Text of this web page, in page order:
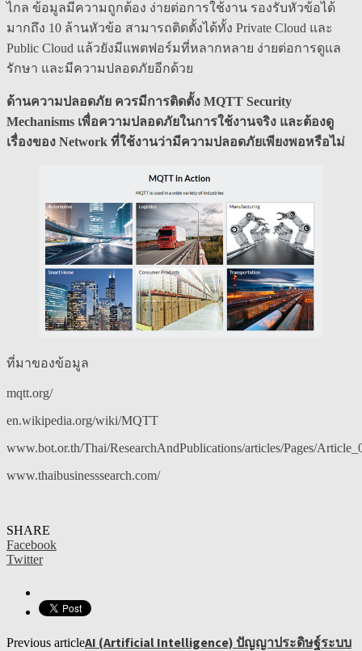
ไกล ข้อมูลมีความถูกต้อง ง่ายต่อการใช้งาน รองรับหัวข้อได้
มากถึง 10 ล้านหัวข้อ สามารถติดตั้งได้ทั้ง Private Cloud และ
Public Cloud แล้วยังมีแพตฟอร์มที่หลากหลาย ง่ายต่อการดูแล
รักษา และมีความปลอดภัยอีกด้วย
ด้านความปลอดภัย ควรมีการติดตั้ง MQTT Security
Mechanisms เพื่อความปลอดภัยในการใช้งานจริง และต้องดู
เรื่องของ Network ที่ใช้งานว่ามีความปลอดภัยเพียงพอหรือไม่
ที่มาของข้อมูล
mqtt.org/
en.wikipedia.org/wiki/MQTT
www.bot.or.th/Thai/ResearchAndPublications/articles/Pages/
www.thaibusinesssearch.com/
SHARE
Facebook
Twitter
Previous articleAI (Artificial Intelligence) ปัญญาประดิษฐ์ระบบ